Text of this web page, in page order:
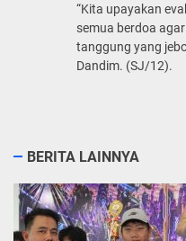
“Kita upayakan
semua berdoa
tanggung yang
Dandim. (SJ/12).
BERITA LAINNYA